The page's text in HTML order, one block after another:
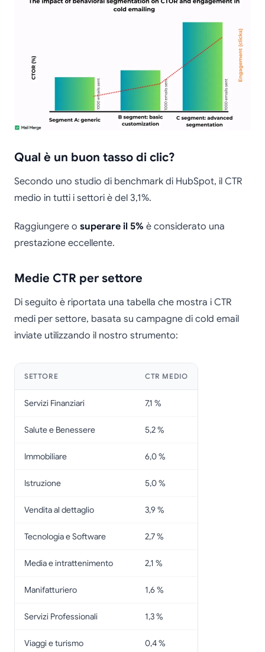
Qual è un buon tasso di clic?
Secondo uno studio di benchmark di HubSpot, il CTR
medio in tutti i settori è del 3,1%.
Raggiungere o superare il 5% è considerato una
prestazione eccellente.
Medie CTR per settore
Di seguito è riportata una tabella che mostra i CTR
medi per settore, basata su campagne di cold email
inviate utilizzando il nostro strumento:
SETTORE CTR MEDIO
Servizi Finanziari 7,1 %
Salute e Benessere 5,2 %
Immobiliare 6,0 %
Istruzione 5,0 %
Vendita al dettaglio 3,9 %
Tecnologia e Software 2,7 %
Media e intrattenimento 2,1 %
Manifatturiero 1,6 %
Servizi Professionali 1,3 %
Viaggi e turismo 0,4 %